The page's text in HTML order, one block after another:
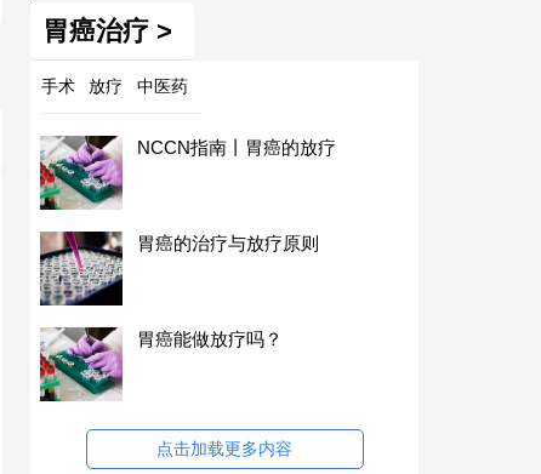
胃癌治疗 >
手术 放疗 中医药
NCCN指南丨胃癌的放疗
胃癌的治疗与放疗原则
胃癌能做放疗吗？
点击加载更多内容